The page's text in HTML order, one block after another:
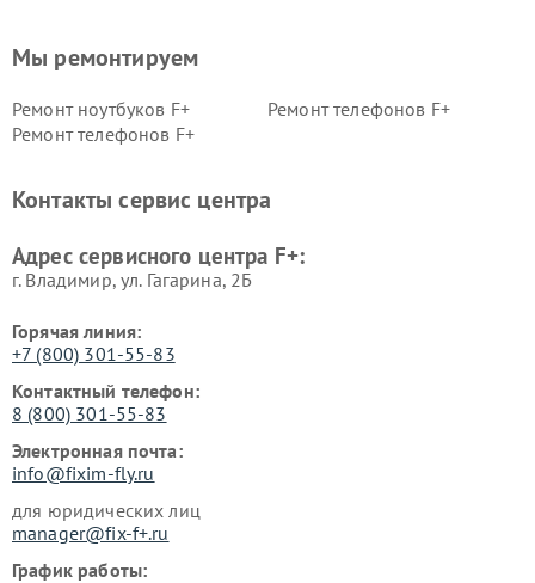
Мы ремонтируем
Ремонт ноутбуков F+
Ремонт телефонов F+
Ремонт телефонов F+
Контакты сервис центра
Адрес сервисного центра F+:
г. Владимир, ул. Гагарина, 2Б
Горячая линия:
+7 (800) 301-55-83
Контактный телефон:
8 (800) 301-55-83
Электронная почта:
info@fixim-fly.ru
для юридических лиц
manager@fix-f+.ru
График работы: